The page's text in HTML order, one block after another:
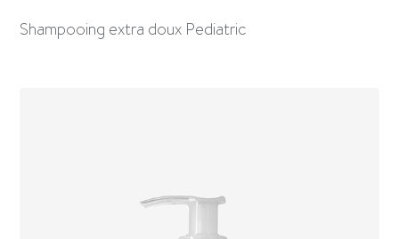
Shampooing extra doux Pediatric